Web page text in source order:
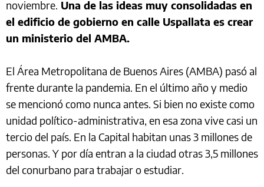
noviembre. Una de las ideas muy consolidadas en
el edificio de gobierno en calle Uspallata es crear
un ministerio del AMBA.
El Área Metropolitana de Buenos Aires (AMBA) pasó al
frente durante la pandemia. En el último año y medio
se mencionó como nunca antes. Si bien no existe como
unidad político-administrativa, en esa zona vive casi un
tercio del país. En la Capital habitan unas 3 millones de
personas. Y por día entran a la ciudad otras 3,5 millones
del conurbano para trabajar o estudiar.